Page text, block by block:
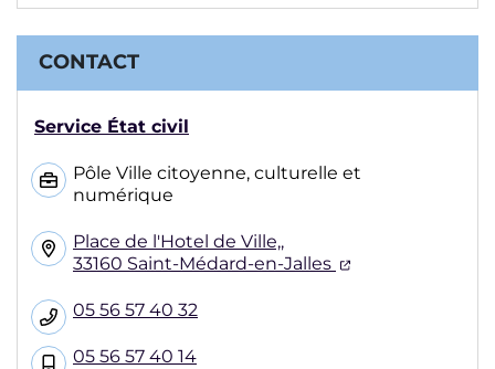
CONTACT
Service État civil
Pôle Ville citoyenne, culturelle et
numérique
Place de l'Hotel de Ville,,
33160 Saint-Médard-en-Jalles
(ouverture
05 56 57 40 32
05 56 57 40 14